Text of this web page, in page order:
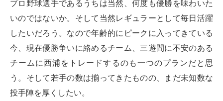
プロ野球選手であるうちは当然、何度も優勝を味わいた
いのではないか。そして当然レギュラーとして毎日活躍
したいだろう。なので年齢的にピークに入ってきている
今、現在優勝争いに絡めるチーム、三遊間に不安のある
チームに西浦をトレードするのも一つのプランだと思
う。そして若手の数は揃ってきたものの、まだ未知数な
投手陣を厚くしたい。